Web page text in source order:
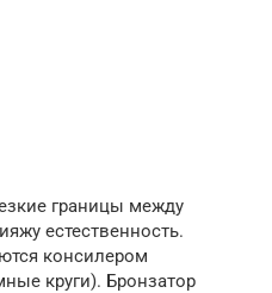
границы между
естественность.
консилером
круги). Бронзатор